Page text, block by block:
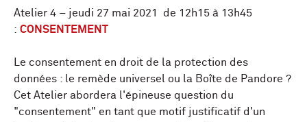
Atelier 4 – jeudi 27 mai 2021 de 12h15 à 13h45
: CONSENTEMENT
Le consentement en droit de la protection des
données : le remède universel ou la Boîte de Pandore ?
Cet Atelier abordera l'épineuse question du
"consentement" en tant que motif justificatif d'un